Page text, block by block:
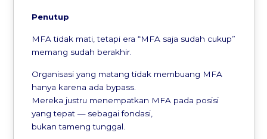
Penutup
MFA tidak mati, tetapi era “MFA saja sudah cukup”
memang sudah berakhir.
Organisasi yang matang tidak membuang MFA
hanya karena ada bypass.
Mereka justru menempatkan MFA pada posisi
yang tepat — sebagai fondasi,
bukan tameng tunggal.